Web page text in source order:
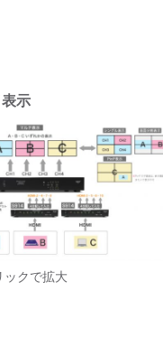
示
ックで拡大